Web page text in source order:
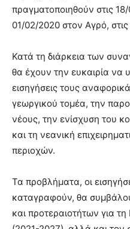
πραγματοποιηθούν στις
01/02/2020 στον Αγρό,
Κατά τη διάρκεια των
θα έχουν την ευκαιρία να
εισηγήσεις τους
γεωργικού τομέα, την
νέους, την ενίσχυση του
και τη νεανική
περιοχών.
Τα προβλήματα, οι
καταγραφούν, θα
και προτεραιοτήτων για